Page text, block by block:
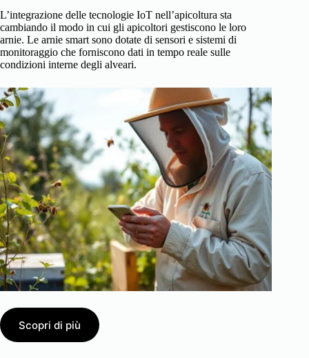
L’integrazione delle tecnologie IoT nell’apicoltura sta
cambiando il modo in cui gli apicoltori gestiscono le loro
arnie. Le arnie smart sono dotate di sensori e sistemi di
monitoraggio che forniscono dati in tempo reale sulle
condizioni interne degli alveari.
Scopri di più